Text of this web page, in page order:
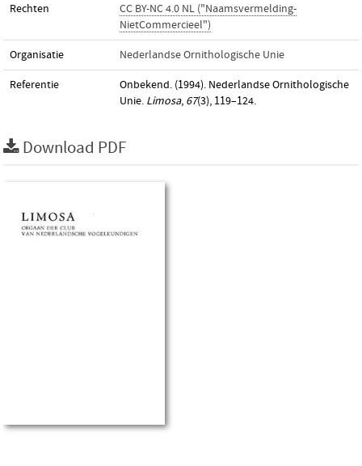
Rechten
CC BY-NC 4.0 NL ("Naamsvermelding-
NietCommercieel")
Organisatie Nederlandse Ornithologische Unie
Referentie
Onbekend. (1994). Nederlandse Ornithologische
Unie. Limosa, 67(3), 119–124.
Download PDF